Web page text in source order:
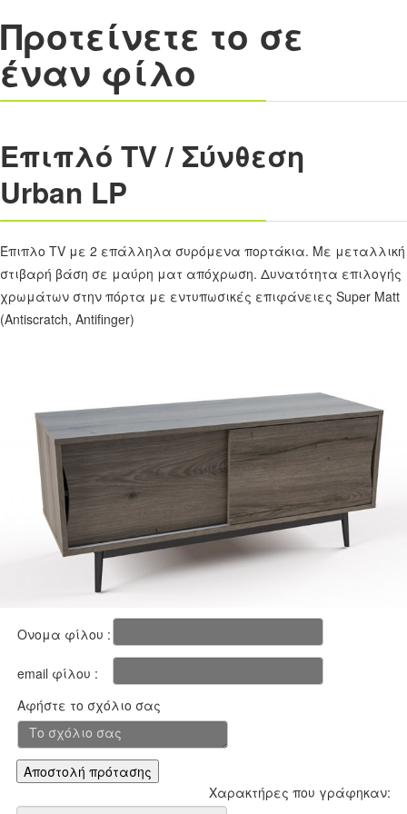
Προτείνετε το σε
έναν φίλο
Επιπλό ΤV / Σύνθεση
Urban LP
Έπιπλο TV με 2 επάλληλα συρόμενα πορτάκια. Με μεταλλική
στιβαρή βάση σε μαύρη ματ απόχρωση. Δυνατότητα επιλογής
χρωμάτων στην πόρτα με εντυπωσικές επιφάνειες Super Matt
(Antiscratch, Antifinger)
Ονομα φίλου :
email φίλου :
Αφήστε το σχόλιο σας
Χαρακτήρες που γράφηκαν: